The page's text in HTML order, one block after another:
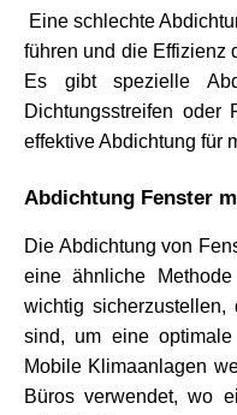
führen und die Effizienz
Es gibt spezielle
Dichtungsstreifen oder
effektive Abdichtung für
Abdichtung Fenster
Die Abdichtung von
eine ähnliche
wichtig sicherzustellen,
sind, um eine
Mobile Klimaanlagen
Büros verwendet, wo